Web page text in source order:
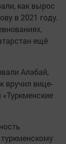
как вырос
в 2021 году.
ещё
Алабай,
вручил вице-